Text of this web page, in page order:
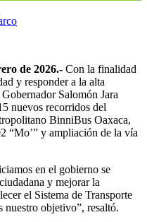
de 2026.- Con la finalidad
y responder a la alta
Salomón Jara
nuevos recorridos del
BinniBus Oaxaca,
“Mo’” y ampliación de la vía
en el gobierno se
y mejorar la
el Sistema de Transporte
objetivo”, resaltó.